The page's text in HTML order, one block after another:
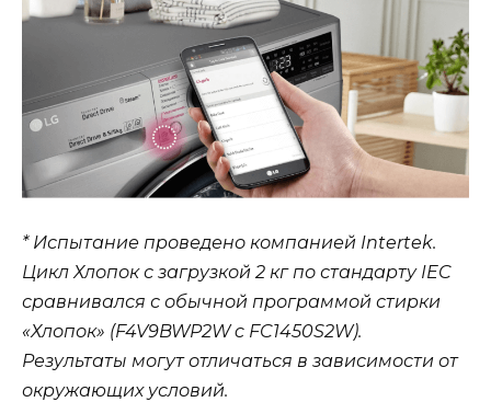
* Испытание проведено компанией Intertek.
Цикл Хлопок с загрузкой 2 кг по стандарту IEC
сравнивался с обычной программой стирки
«Хлопок» (F4V9BWP2W c FC1450S2W).
Результаты могут отличаться в зависимости от
окружающих условий.